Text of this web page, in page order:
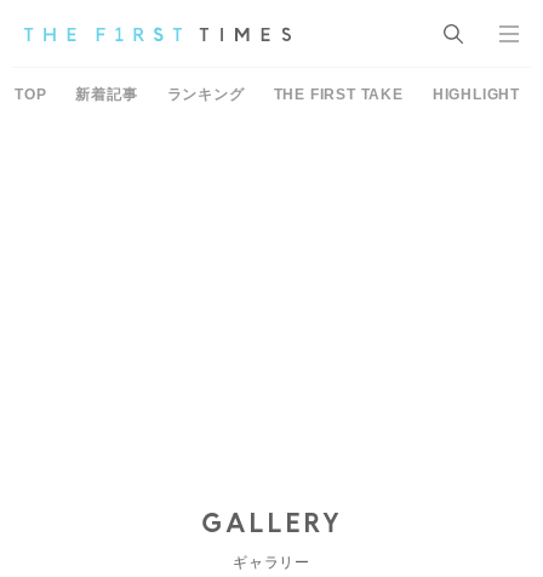
TOP 新着記事 ランキング THE FIRST TAKE HIGHLIGHT
GALLERY
ギャラリー